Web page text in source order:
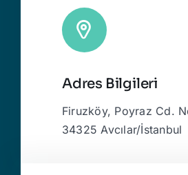
Adres Bilgileri
Firuzköy, Poyraz Cd.
34325 Avcılar/İstanbul